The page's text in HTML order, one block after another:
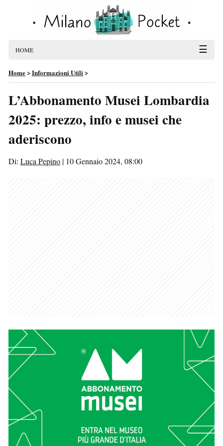
HOME ☰
Home>Informazioni Utili>
L’Abbonamento Musei Lombardia
2025: prezzo, info e musei che
aderiscono
Di: Luca Pepino | 10 Gennaio 2024, 08:00